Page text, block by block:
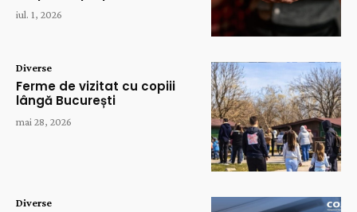
iul. 1, 2026
Diverse
Ferme de vizitat cu copiii
lângă București
mai 28, 2026
Diverse